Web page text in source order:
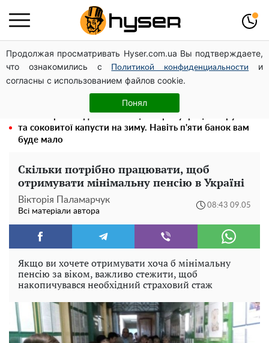
Продолжая просматривать Hyser.com.ua Вы подтверждаете,
что ознакомились с
Политикой конфиденциальности
и
согласны с использованием файлов cookie.
Понял
Олена Тополя злив відео – це далеко не все: фронтмен
"Антитіла" Тарас Тополя став наступним
Як учасник бойових дій може оформити пільгу на
оплату комунальних послуг: інструкція
та соковитої капусти на зиму. Навіть п'яти банок вам
буде мало
Скільки потрібно працювати, щоб
отримувати мінімальну пенсію в Україні
Вікторія Паламарчук
Всі матеріали автора
08:43 09.05
Якщо ви хочете отримувати хоча б мінімальну
пенсію за віком, важливо стежити, щоб
накопичувався необхідний страховий стаж